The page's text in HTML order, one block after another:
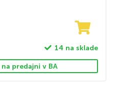
14 na sklade
predajni v BA